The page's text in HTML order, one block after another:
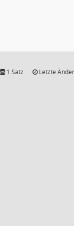
1 Satz Letzte